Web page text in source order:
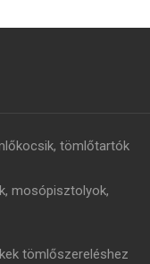
tömlőtartók
mosópisztolyok,
tömlőszereléshez